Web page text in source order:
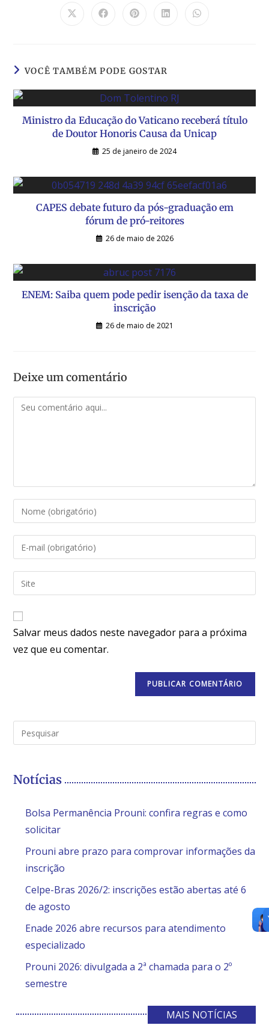
VOCÊ TAMBÉM PODE GOSTAR
Ministro da Educação do Vaticano receberá título
de Doutor Honoris Causa da Unicap
25 de janeiro de 2024
CAPES debate futuro da pós-graduação em
fórum de pró-reitores
26 de maio de 2026
ENEM: Saiba quem pode pedir isenção da taxa de
inscrição
26 de maio de 2021
Deixe um comentário
Salvar meus dados neste navegador para a próxima
vez que eu comentar.
Notícias
Bolsa Permanência Prouni: confira regras e como
solicitar
Prouni abre prazo para comprovar informações da
inscrição
Celpe-Bras 2026/2: inscrições estão abertas até 6
de agosto
Enade 2026 abre recursos para atendimento
especializado
Prouni 2026: divulgada a 2ª chamada para o 2º
semestre
MAIS NOTÍCIAS